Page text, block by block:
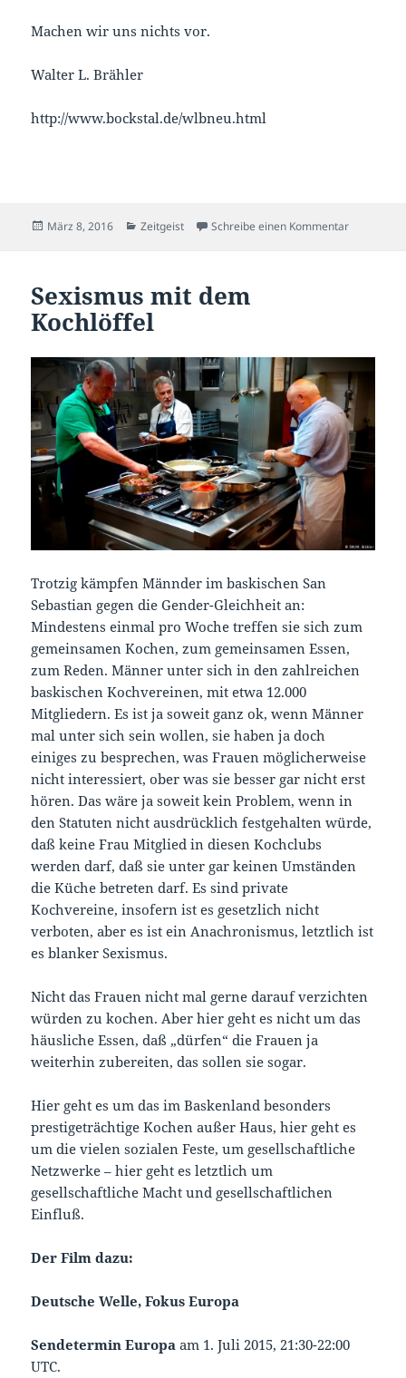
Machen wir uns nichts vor.
Walter L. Brähler
http://www.bockstal.de/wlbneu.html
Veröffentlicht
März 8, 2016 Kategorien
Zeitgeist Schreibe einen Kommentarzu
Sexismus mit dem
Kochlöffel
Trotzig kämpfen Männder im baskischen San
Sebastian gegen die Gender-Gleichheit an:
Mindestens einmal pro Woche treffen sie sich zum
gemeinsamen Kochen, zum gemeinsamen Essen,
zum Reden. Männer unter sich in den zahlreichen
baskischen Kochvereinen, mit etwa 12.000
Mitgliedern. Es ist ja soweit ganz ok, wenn Männer
mal unter sich sein wollen, sie haben ja doch
einiges zu besprechen, was Frauen möglicherweise
nicht interessiert, ober was sie besser gar nicht erst
hören. Das wäre ja soweit kein Problem, wenn in
den Statuten nicht ausdrücklich festgehalten würde,
daß keine Frau Mitglied in diesen Kochclubs
werden darf, daß sie unter gar keinen Umständen
die Küche betreten darf. Es sind private
Kochvereine, insofern ist es gesetzlich nicht
verboten, aber es ist ein Anachronismus, letztlich ist
es blanker Sexismus.
Nicht das Frauen nicht mal gerne darauf verzichten
würden zu kochen. Aber hier geht es nicht um das
häusliche Essen, daß „dürfen“ die Frauen ja
weiterhin zubereiten, das sollen sie sogar.
Hier geht es um das im Baskenland besonders
prestigeträchtige Kochen außer Haus, hier geht es
um die vielen sozialen Feste, um gesellschaftliche
Netzwerke – hier geht es letztlich um
gesellschaftliche Macht und gesellschaftlichen
Einfluß.
Der Film dazu:
Deutsche Welle, Fokus Europa
Sendetermin Europa am 1. Juli 2015, 21:30-22:00
UTC.